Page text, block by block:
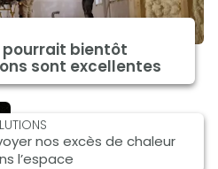
pourrait bientôt
sont excellentes
nos excès de chaleur
l’espace